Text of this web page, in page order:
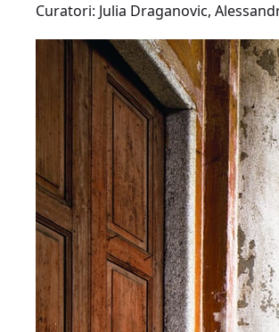
Curatori: Julia Draganovic,